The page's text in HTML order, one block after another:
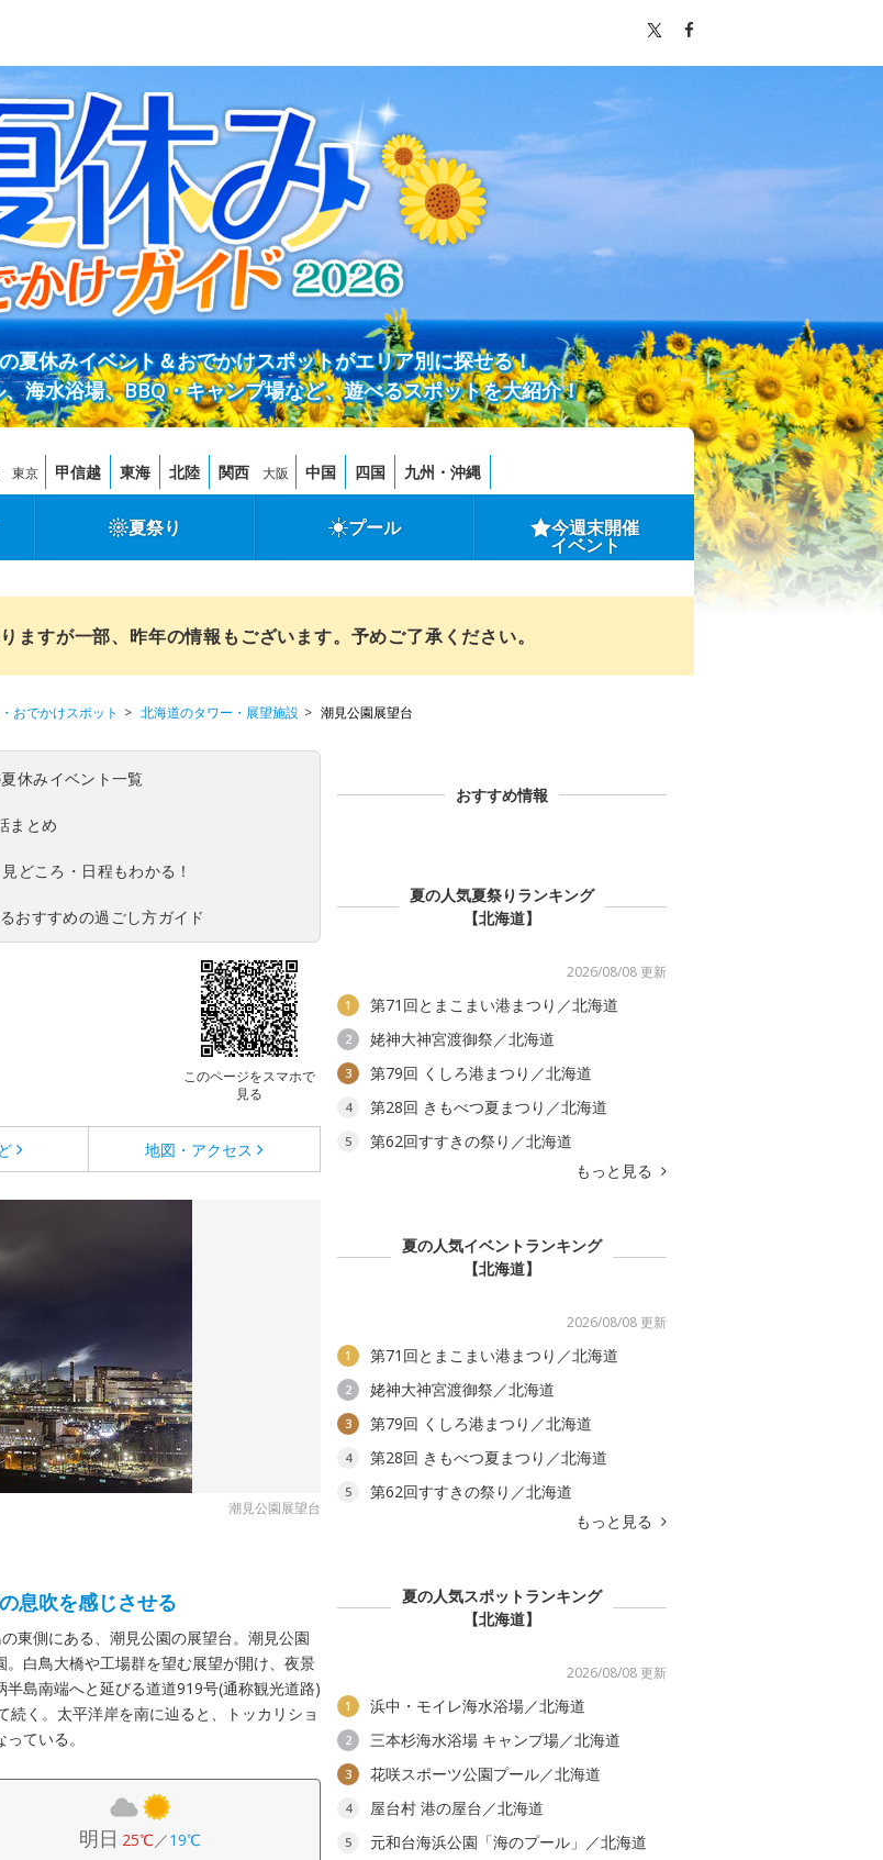
夏休みイベント＆おでかけスポットがエリア別に探せる！
海水浴場、BBQ・キャンプ場など、遊べるスポットを大紹介！
東京 甲信越 東海 北陸 関西 大阪 中国 四国 九州・沖縄
夏祭り プール 今週末開催
イベント
ますが一部、昨年の情報もございます。予めご了承ください。
おでかけスポット 北海道のタワー・展望施設 潮見公園展望台
休みイベント一覧
まとめ
どころ・日程もわかる！
おすすめの過ごし方ガイド
このページをスマホで
見る
地図・アクセス
潮見公園展望台
息吹を感じさせる
東側にある、潮見公園の展望台。潮見公園
白鳥大橋や工場群を望む展望が開け、夜景
島南端へと延びる道道919号(通称観光道路)
く。太平洋岸を南に辿ると、トッカリショ
ている。
明日 25℃／19℃
おすすめ情報
夏の人気夏祭りランキング
【北海道】
2026/08/08 更新
1 第71回とまこまい港まつり／北海道
2 姥神大神宮渡御祭／北海道
3 第79回 くしろ港まつり／北海道
4 第28回 きもべつ夏まつり／北海道
5
第62回すすきの祭り／北海道
もっと見る
夏の人気イベントランキング
【北海道】
2026/08/08 更新
1 第71回とまこまい港まつり／北海道
2 姥神大神宮渡御祭／北海道
3 第79回 くしろ港まつり／北海道
4 第28回 きもべつ夏まつり／北海道
5
第62回すすきの祭り／北海道
もっと見る
夏の人気スポットランキング
【北海道】
2026/08/08 更新
1 浜中・モイレ海水浴場／北海道
2 三本杉海水浴場 キャンプ場／北海道
3 花咲スポーツ公園プール／北海道
4 屋台村 港の屋台／北海道
5
元和台海浜公園「海のプール」／北海道